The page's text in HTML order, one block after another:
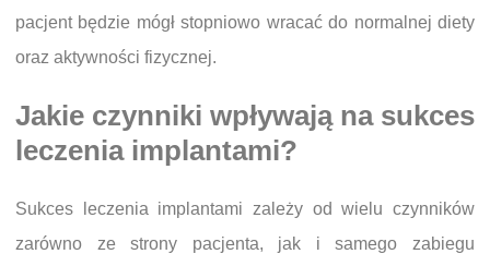
pacjent będzie mógł stopniowo wracać do normalnej diety
oraz aktywności fizycznej.
Jakie czynniki wpływają na sukces
leczenia implantami?
Sukces leczenia implantami zależy od wielu czynników
zarówno ze strony pacjenta, jak i samego zabiegu